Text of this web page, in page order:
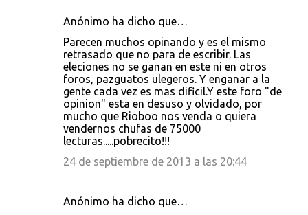
Anónimo ha dicho que…
Parecen muchos opinando y es el mismo
retrasado que no para de escribir. Las
eleciones no se ganan en este ni en otros
foros, pazguatos ulegeros. Y enganar a la
gente cada vez es mas dificil.Y este foro "de
opinion" esta en desuso y olvidado, por
mucho que Rioboo nos venda o quiera
vendernos chufas de 75000
lecturas.....pobrecito!!!
24 de septiembre de 2013 a las 20:44
Anónimo ha dicho que…